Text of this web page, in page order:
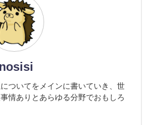
ついてをメインに書いていき、世
情ありとあらゆる分野でおもしろ